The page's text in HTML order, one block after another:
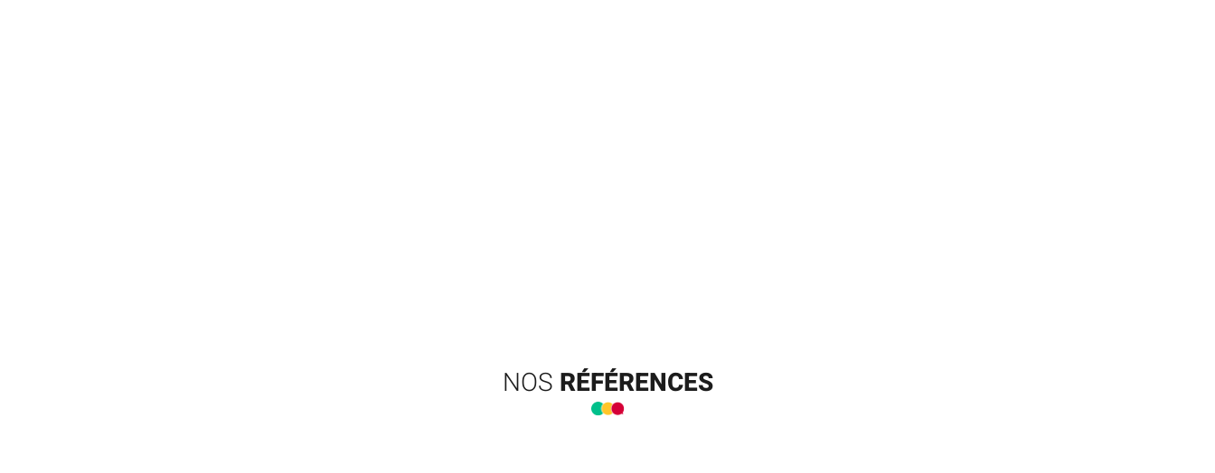
NOS RÉFÉRENCES